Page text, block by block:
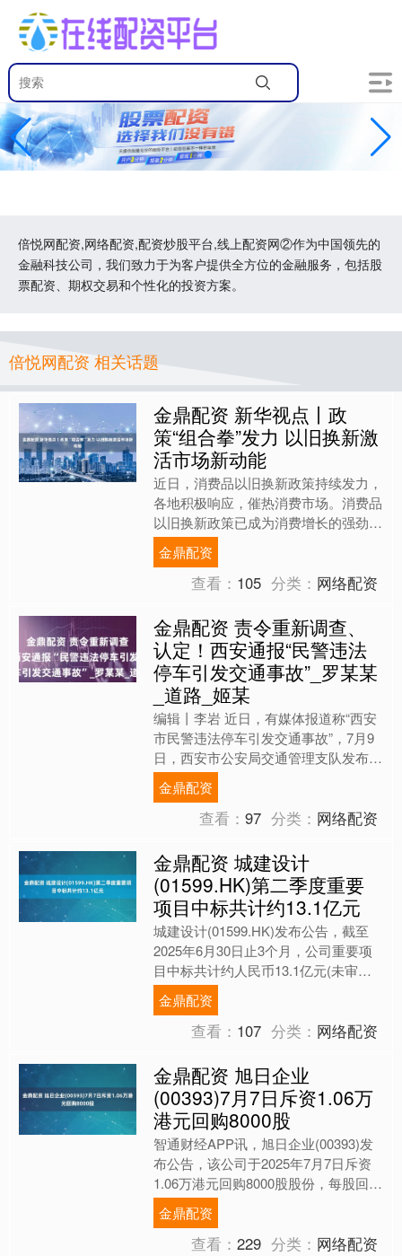
倍悦网配资,网络配资,配资炒股平台,线上配资网②作为中国领先的
金融科技公司，我们致力于为客户提供全方位的金融服务，包括股
票配资、期权交易和个性化的投资方案。
倍悦网配资 相关话题
金鼎配资 新华视点丨政
策“组合拳”发力 以旧换新激
活市场新动能
近日，消费品以旧换新政策持续发力，
各地积极响应，催热消费市场。消费品
以旧换新政策已成为消费增长的强劲动
力。 ■浙江湖州：家电汽车换新忙补贴
红利暖民心 位于浙江湖....
金鼎配资
查看： 105 分类： 网络配资
金鼎配资 责令重新调查、
认定！西安通报“民警违法
停车引发交通事故”_罗某某
_道路_姬某
编辑丨李岩 近日，有媒体报道称“西安
市民警违法停车引发交通事故”，7月9
日，西安市公安局交通管理支队发布情
况通报： 2025年3月31日4时49分，在
西安市雁塔....
金鼎配资
查看：97 分类： 网络配资
金鼎配资 城建设计
(01599.HK)第二季度重要
项目中标共计约13.1亿元
城建设计(01599.HK)发布公告，截至
2025年6月30日止3个月，公司重要项
目中标共计约人民币13.1亿元(未审
核)，其中勘察、设计及咨询板块中标
共计约人....
金鼎配资
查看： 107 分类： 网络配资
金鼎配资 旭日企业
(00393)7月7日斥资1.06万
港元回购8000股
智通财经APP讯，旭日企业(00393)发
布公告，该公司于2025年7月7日斥资
1.06万港元回购8000股股份，每股回购
价格为1.32港元。 【免责声明】本
文....
金鼎配资
查看：229 分类： 网络配资